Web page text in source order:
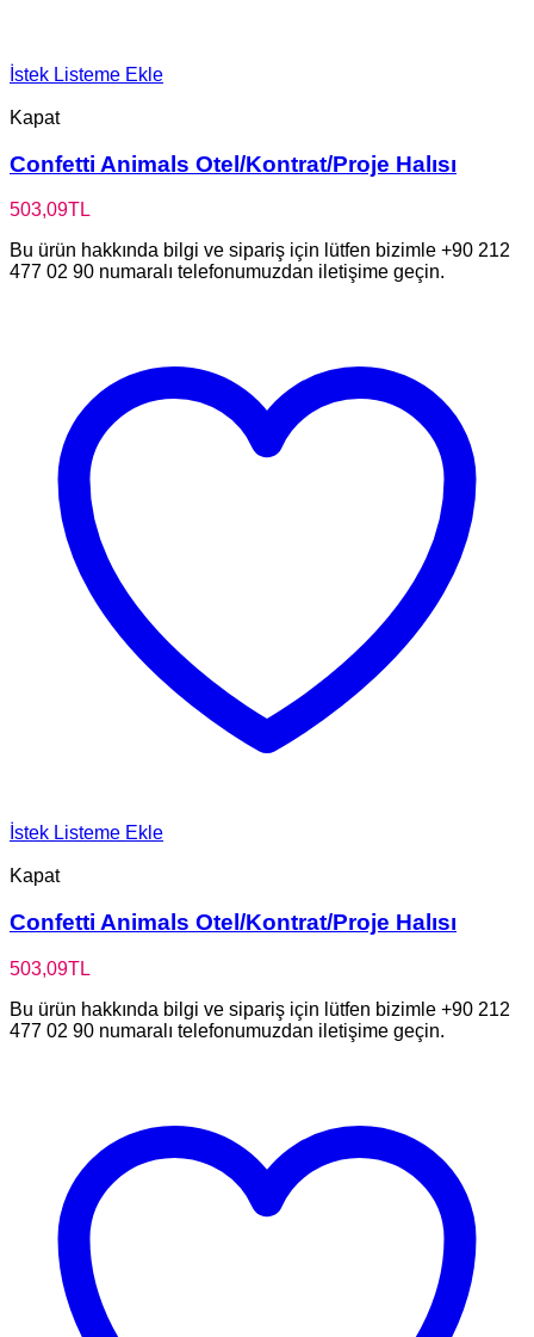
İstek Listeme Ekle
Kapat
Confetti Animals Otel/Kontrat/Proje Halısı
503,09TL
Bu ürün hakkında bilgi ve sipariş için lütfen bizimle +90 212
477 02 90 numaralı telefonumuzdan iletişime geçin.
İstek Listeme Ekle
Kapat
Confetti Animals Otel/Kontrat/Proje Halısı
503,09TL
Bu ürün hakkında bilgi ve sipariş için lütfen bizimle +90 212
477 02 90 numaralı telefonumuzdan iletişime geçin.